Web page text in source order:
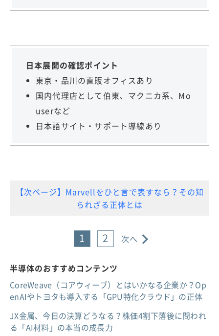
日本展開の確認ポイント
東京・品川の直販オフィスあり
国内代理店として伯東、マクニカ系、Mo
userなど
日本語サイト・サポート導線あり
【次ページ】Marvellをひと言で表すなら？その知
られざる正体とは
1 2 次へ
半導体のおすすめコンテンツ
CoreWeave（コアウィーブ）とはいかなる企業か？Op
enAIやトヨタも導入する「GPU特化クラウド」の正体
JX金属、今日の決算どうなる？株価4割下落後に問われ
る「AI材料」の本当の成長力